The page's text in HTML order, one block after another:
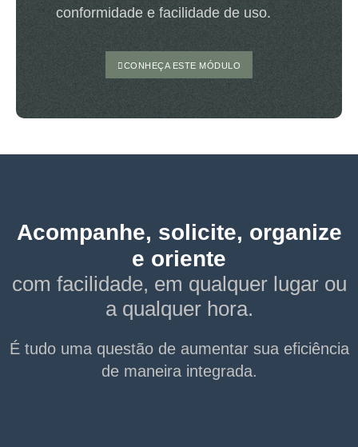
conformidade e facilidade de uso.
CONHEÇA ESTE MÓDULO
Acompanhe, solicite, organize
e oriente
com facilidade, em qualquer lugar ou
a qualquer hora.
É tudo uma questão de aumentar sua eficiência
de maneira integrada.